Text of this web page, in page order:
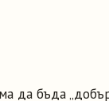
да бъда